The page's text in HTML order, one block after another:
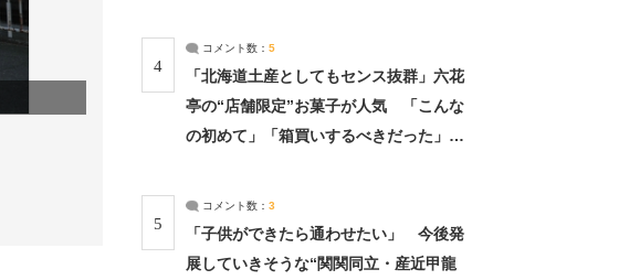
4
コメント数： 5
「北海道土産としてもセンス抜群」六花
亭の“店舗限定”お菓子が人気 「こんな
の初めて」「箱買いするべきだった」
5
コメント数： 3
「子供ができたら通わせたい」 今後発
展していきそうな“関関同立・産近甲龍